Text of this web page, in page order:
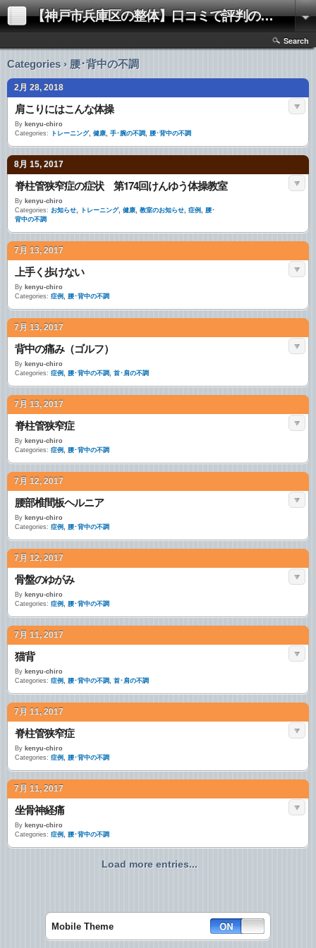
【神戸市兵庫区の整体】口コミで評判の「きむらけんゆう整体院」
Search
Categories › 腰･背中の不調
2月 28, 2018
肩こりにはこんな体操
By kenyu-chiro
Categories:
トレーニング, 健康, 手･腕の不調, 腰･背中の不調
8月 15, 2017
脊柱管狭窄症の症状 第174回けんゆう体操教室
By kenyu-chiro
Categories: お知らせ, トレーニング, 健康, 教室のお知らせ, 症例, 腰･
背中の不調
7月 13, 2017
上手く歩けない
By kenyu-chiro
Categories: 症例, 腰･背中の不調
7月 13, 2017
背中の痛み（ゴルフ）
By kenyu-chiro
Categories: 症例, 腰･背中の不調, 首･肩の不調
7月 13, 2017
脊柱管狭窄症
By kenyu-chiro
Categories: 症例, 腰･背中の不調
7月 12, 2017
腰部椎間板ヘルニア
By kenyu-chiro
Categories: 症例, 腰･背中の不調
7月 12, 2017
骨盤のゆがみ
By kenyu-chiro
Categories: 症例, 腰･背中の不調
7月 11, 2017
猫背
By kenyu-chiro
Categories: 症例, 腰･背中の不調, 首･肩の不調
7月 11, 2017
脊柱管狭窄症
By kenyu-chiro
Categories: 症例, 腰･背中の不調
7月 11, 2017
坐骨神経痛
By kenyu-chiro
Categories: 症例, 腰･背中の不調
Load more entries...
Mobile Theme